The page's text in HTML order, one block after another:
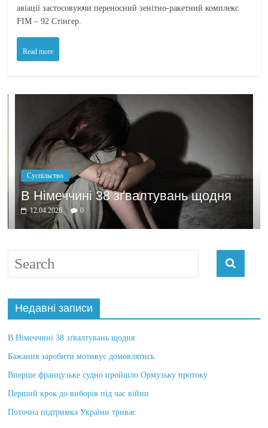
авіації застосовуючи переносний зенітно-ракетний комплекс
FIM – 92 Стінгер.
Read more
зґвалтувань щодня
Політика
Бажання
домовлятись
03.04.2026
Недавні записи
В Німеччині 38 зґвалтувань щодня
Бажання заробити мотивує домовлятись
Вперше французьке судно пройшло Ормузьку протоку
Перший крок до виборів під час війни
Поточна підтримка України триває